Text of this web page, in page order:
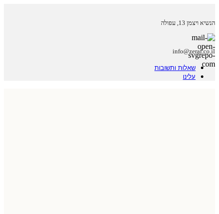
הנשיא ויצמן 13, עפולה
info@zeraf.co.il
שאלות ותשובות
עלינו